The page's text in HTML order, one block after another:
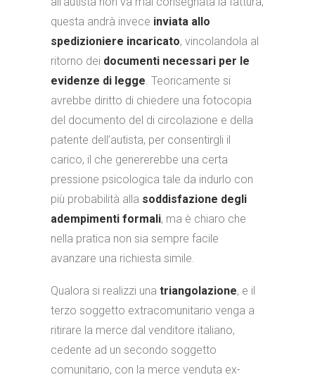
questa andrà invece inviata allo
spedizioniere incaricato, vincolandola al
ritorno dei documenti necessari per le
evidenze di legge. Teoricamente si
avrebbe diritto di chiedere una fotocopia
del documento del di circolazione e della
patente dell’autista, per consentirgli il
carico, il che genererebbe una certa
pressione psicologica tale da indurlo con
più probabilità alla soddisfazione degli
adempimenti formali, ma è chiaro che
nella pratica non sia sempre facile
avanzare una richiesta simile.
Qualora si realizzi una triangolazione, e il
terzo soggetto extracomunitario venga a
ritirare la merce dal venditore italiano,
cedente ad un secondo soggetto
comunitario, con la merce venduta ex-